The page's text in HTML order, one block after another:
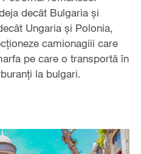
decât Bulgaria și
Ungaria și Polonia,
camionagiii care
pe care o transportă în
la bulgari.